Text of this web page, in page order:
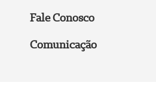
Fale Conosco
Comunicação